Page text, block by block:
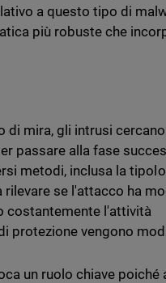
a questo tipo di
più robuste che
di mira, gli intrusi
passare alla fase
metodi, inclusa la
se l'attacco ha
costantemente l'attività
protezione vengono
un ruolo chiave poiché